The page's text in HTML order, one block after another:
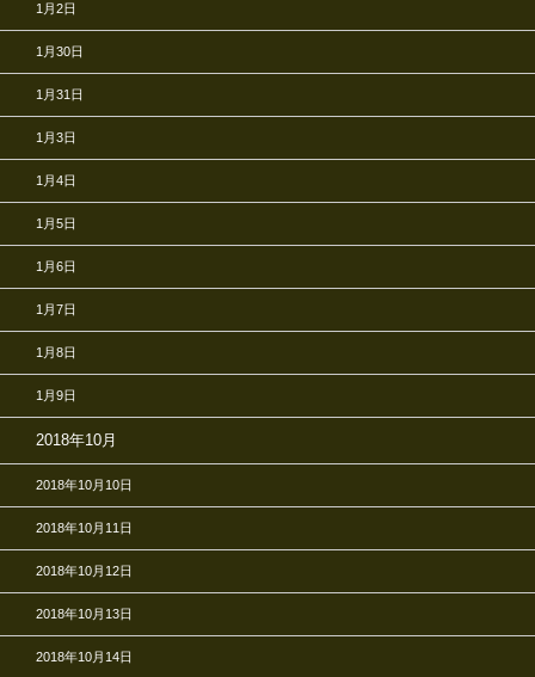
1月2日
1月30日
1月31日
1月3日
1月4日
1月5日
1月6日
1月7日
1月8日
1月9日
2018年10月
2018年10月10日
2018年10月11日
2018年10月12日
2018年10月13日
2018年10月14日